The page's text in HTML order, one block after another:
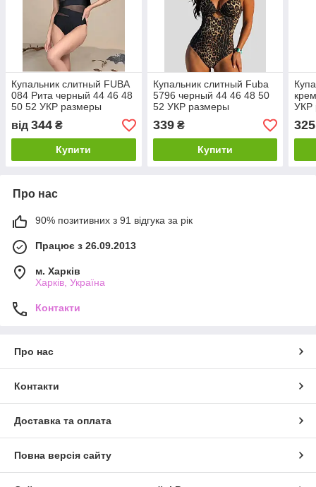
Купальник слитный FUBA
084 Рита черный 44 46 48
50 52 УКР размеры
від 344 ₴
Купити
Купальник слитный Fuba
5796 черный 44 46 48 50
52 УКР размеры
339₴
Купити
УКР
325
Про нас
90% позитивних з 91 відгука за рік
Працює з 26.09.2013
м. Харків
Харків, Україна
Контакти
Про нас
Контакти
Доставка та оплата
Повна версія сайту